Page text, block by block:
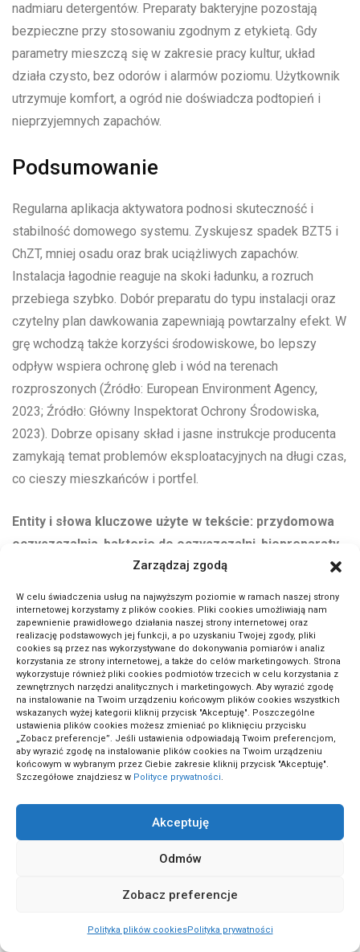
Zarządzaj zgodą
W celu świadczenia usług na najwyższym poziomie w ramach naszej strony
internetowej korzystamy z plików cookies. Pliki cookies umożliwiają nam
zapewnienie prawidłowego działania naszej strony internetowej oraz
realizację podstawowych jej funkcji, a po uzyskaniu Twojej zgody, pliki
cookies są przez nas wykorzystywane do dokonywania pomiarów i analiz
korzystania ze strony internetowej, a także do celów marketingowych. Strona
wykorzystuje również pliki cookies podmiotów trzecich w celu korzystania z
zewnętrznych narzędzi analitycznych i marketingowych. Aby wyrazić zgodę
na instalowanie na Twoim urządzeniu końcowym plików cookies wszystkich
wskazanych wyżej kategorii kliknij przycisk "Akceptuję". Poszczególne
ustawienia plików cookies możesz zmieniać po kliknięciu przycisku
„Zobacz preferencje”. Jeśli ustawienia odpowiadają Twoim preferencjom,
aby wyrazić zgodę na instalowanie plików cookies na Twoim urządzeniu
końcowym w wybranym przez Ciebie zakresie kliknij przycisk "Akceptuję".
Szczegółowe znajdziesz w Polityce prywatności.
Akceptuję
Odmów
Zobacz preferencje
Polityka plików cookiesPolityka prywatności
nadmiaru detergentów. Preparaty bakteryjne pozostają
bezpieczne przy stosowaniu zgodnym z etykietą. Gdy
parametry mieszczą się w zakresie pracy kultur, układ
działa czysto, bez odorów i alarmów poziomu. Użytkownik
utrzymuje komfort, a ogród nie doświadcza podtopień i
nieprzyjemnych zapachów.
Podsumowanie
Regularna aplikacja aktywatora podnosi skuteczność i
stabilność domowego systemu. Zyskujesz spadek BZT5 i
ChZT, mniej osadu oraz brak uciążliwych zapachów.
Instalacja łagodnie reaguje na skoki ładunku, a rozruch
przebiega szybko. Dobór preparatu do typu instalacji oraz
czytelny plan dawkowania zapewniają powtarzalny efekt. W
grę wchodzą także korzyści środowiskowe, bo lepszy
odpływ wspiera ochronę gleb i wód na terenach
rozproszonych (Źródło: European Environment Agency,
2023; Źródło: Główny Inspektorat Ochrony Środowiska,
2023). Dobrze opisany skład i jasne instrukcje producenta
zamykają temat problemów eksploatacyjnych na długi czas,
co cieszy mieszkańców i portfel.
Entity i słowa kluczowe użyte w tekście: przydomowa
oczyszczalnia bakterie do oczyszczalni biopreparaty
naturalne środki do oczyszczalni
oczyszczalnie ekologiczne
bakterie, aktywator ścieków, enzymy do oczyszczalni,
preparaty do szamba, oczyszczalnia biologiczna jak działa,
BZT5, ChZT, pH, tlen rozpuszczony, biofilm, osad czynny,
złoże biologiczne, SBR, nitryfikacja, denitryfikacja,
fosforany, azot amonowy, surfaktanty, siarkowodór, drenaż
rozsączający, osadnik wstępny, komora napowietrzania.
+Reklama+